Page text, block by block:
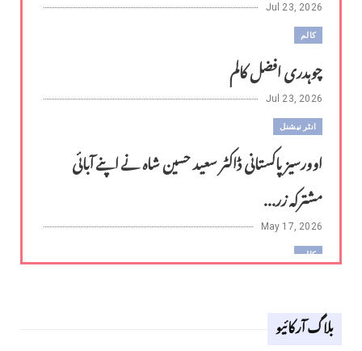
Jul 23, 2026
کالم
چوہدری افضل کالم
Jul 23, 2026
انٹر نیشنل
اوورسیز پاکستانی ڈاکٹر سعید حسین شاہ نے اپنے آبائی
مشترکہ زر...
May 17, 2026
کالم
Apr 18, 2026
بلاگ آرکائیو